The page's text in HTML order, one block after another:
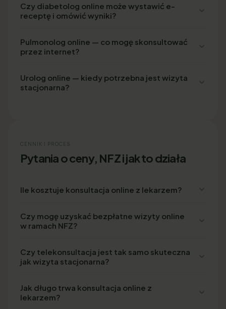
Czy diabetolog online może wystawić e-
receptę i omówić wyniki?
Pulmonolog online — co mogę skonsultować
przez internet?
Urolog online — kiedy potrzebna jest wizyta
stacjonarna?
CENNIK I PROCES
Pytania o ceny, NFZ i jak to działa
Ile kosztuje konsultacja online z lekarzem?
Czy mogę uzyskać bezpłatne wizyty online
w ramach NFZ?
Czy telekonsultacja jest tak samo skuteczna
jak wizyta stacjonarna?
Jak długo trwa konsultacja online z
lekarzem?